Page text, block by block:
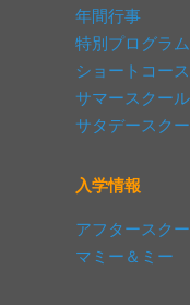
年間行事
特別プログラム
ショートコース
サマースクール
サタデースク
入学情報
アフタースク
マミー＆ミー